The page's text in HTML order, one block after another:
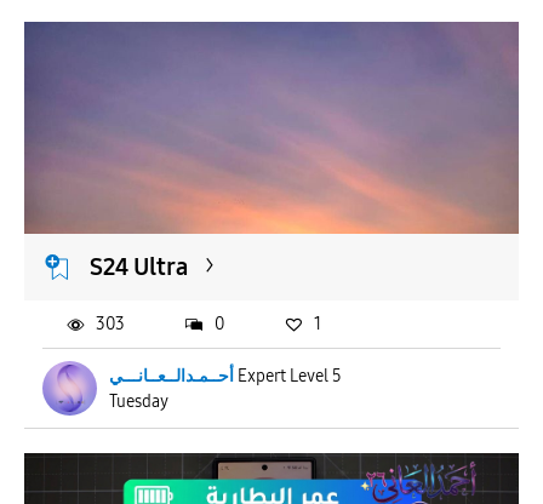
S24 Ultra
أحــمـدالــعــانـــي Expert Level 5
Tuesday
303 0 1